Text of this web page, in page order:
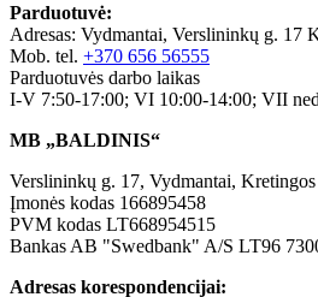
Parduotuvė:
Adresas: Vydmantai, Verslininkų g. 17
Mob. tel. +370 656 56555
Parduotuvės darbo laikas
I-V 7:50-17:00; VI 10:00-14:00; VII
MB „BALDINIS“
Verslininkų g. 17, Vydmantai, Kretingos
Įmonės kodas 166895458
PVM kodas LT668954515
Bankas AB "Swedbank" A/S LT96
Adresas korespondencijai: